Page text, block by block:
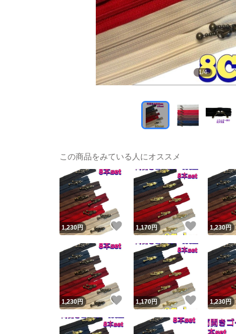
1/4
この商品をみている人にオススメ
1,230円 いいね！
1,170円 いいね！
1,230円
1,230円 いいね！
1,170円 いいね！
1,230円